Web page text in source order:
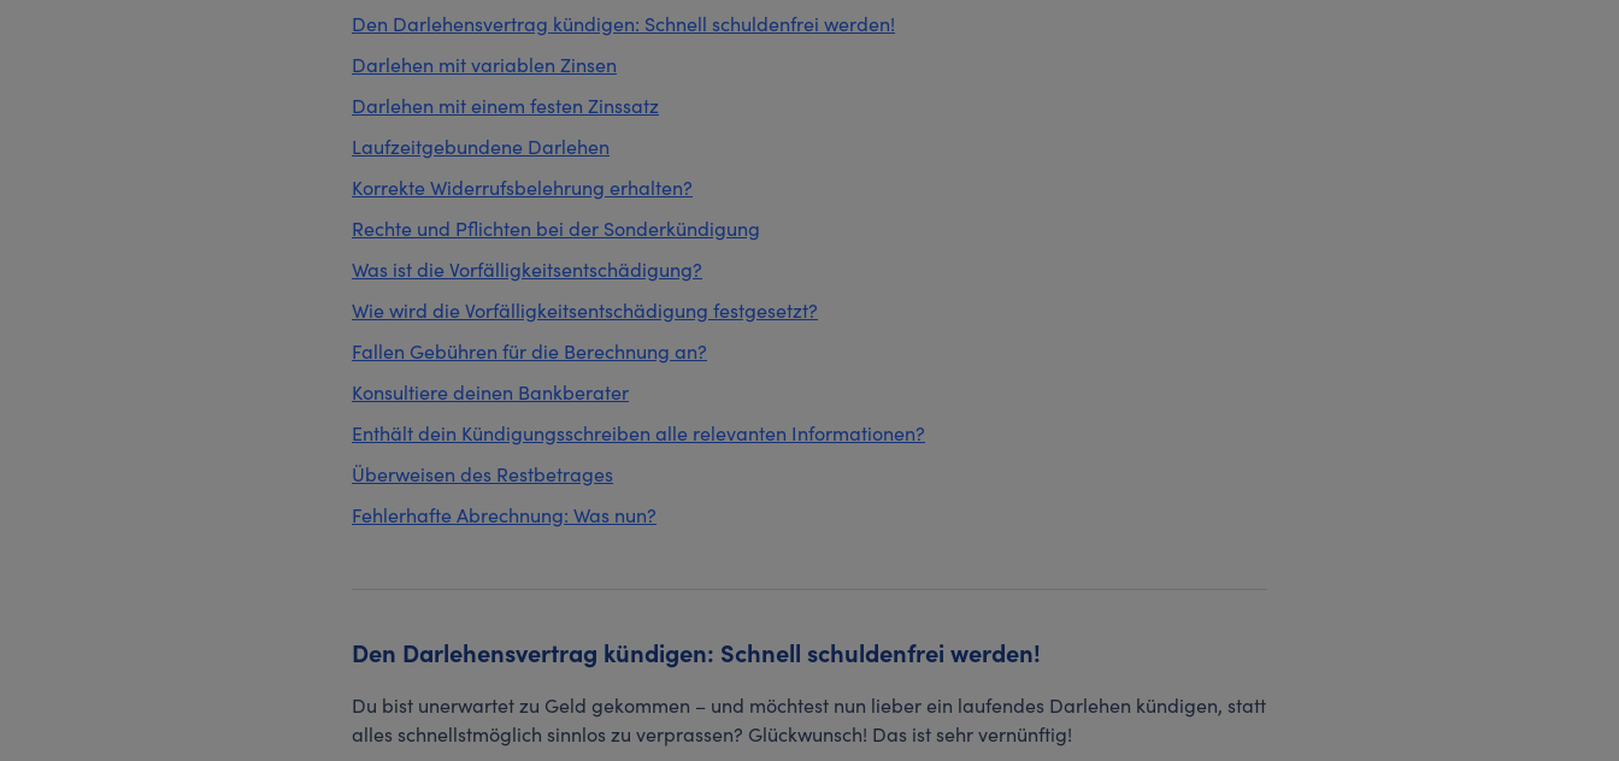
Den Darlehensvertrag kündigen: Schnell schuldenfrei werden!
Darlehen mit variablen Zinsen
Darlehen mit einem festen Zinssatz
Laufzeitgebundene Darlehen
Korrekte Widerrufsbelehrung erhalten?
Rechte und Pflichten bei der Sonderkündigung
Was ist die Vorfälligkeitsentschädigung?
Wie wird die Vorfälligkeitsentschädigung festgesetzt?
Fallen Gebühren für die Berechnung an?
Konsultiere deinen Bankberater
Enthält dein Kündigungsschreiben alle relevanten Informationen?
Überweisen des Restbetrages
Fehlerhafte Abrechnung: Was nun?
Den Darlehensvertrag kündigen: Schnell schuldenfrei werden!
Du bist unerwartet zu Geld gekommen – und möchtest nun lieber ein laufendes Darlehen kündigen, statt
alles schnellstmöglich sinnlos zu verprassen? Glückwunsch! Das ist sehr vernünftig!